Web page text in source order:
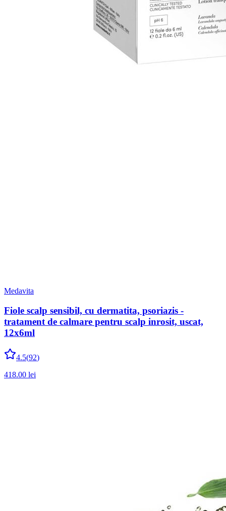
Medavita
Fiole scalp sensibil, cu dermatita, psoriazis -
tratament de calmare pentru scalp inrosit, uscat,
12x6ml
4.5(92)
418.00 lei